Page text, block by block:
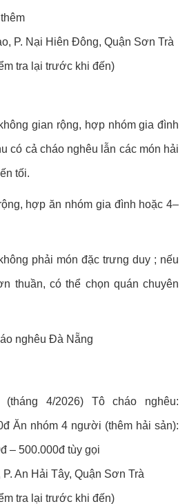
P. Nại Hiên Đông, Quận Sơn Trà
tra lại trước khi đến)
gian rộng, hợp nhóm gia đình
có cả cháo nghêu lẫn các món hải
tối.
hợp ăn nhóm gia đình hoặc 4–
phải món đặc trưng duy ; nếu
thuần, có thể chọn quán chuyên
4/2026) Tô cháo nghêu:
Ăn nhóm 4 người (thêm hải sản):
– 500.000đ tùy gọi
An Hải Tây, Quận Sơn Trà
tra lại trước khi đến)